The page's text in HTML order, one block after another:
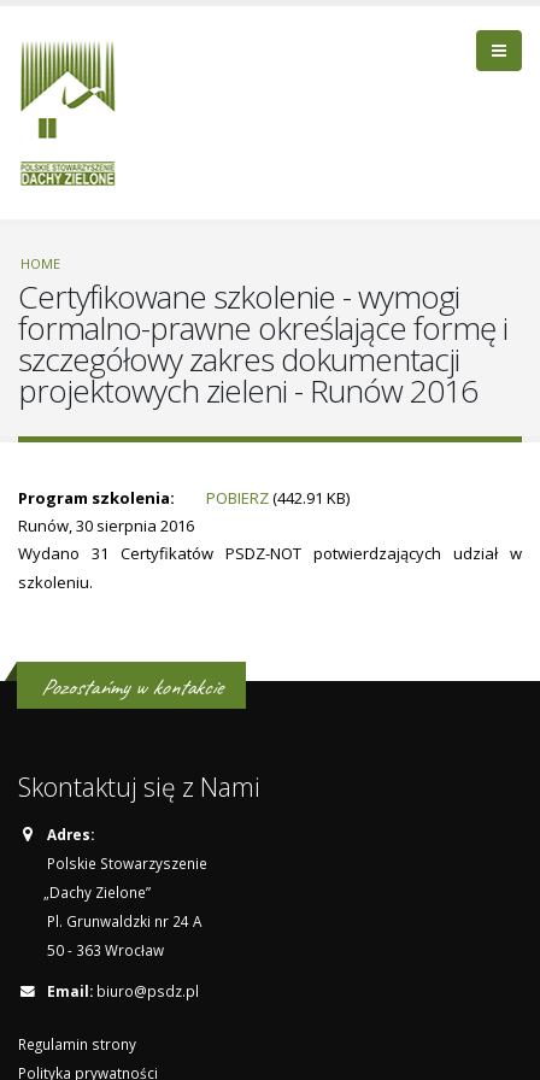
HOME
Certyfikowane szkolenie - wymogi
formalno-prawne określające formę i
szczegółowy zakres dokumentacji
projektowych zieleni - Runów 2016
Program szkolenia: POBIERZ(442.91 KB)
Runów, 30 sierpnia 2016
Wydano 31 Certyfikatów PSDZ-NOT potwierdzających udział w
szkoleniu.
Pozostańmy w kontakcie
Skontaktuj się z Nami
Adres:
Polskie Stowarzyszenie
„Dachy Zielone”
Pl. Grunwaldzki nr 24 A
50 - 363 Wrocław
Email: biuro@psdz.pl
Regulamin strony
Polityka prywatności